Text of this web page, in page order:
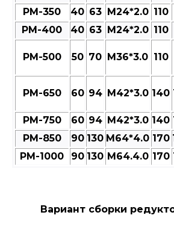
РМ-350
40 63 M24*2.0 110
РМ-400
40 63 M24*2.0 110
РМ-500 50 70 M36*3.0 110
РМ-650 60 94 M42*3.0 140
РМ-750
60 94 M42*3.0 140
РМ-850
90 130 M64*4.0 170
РМ-1000
90 130 M64.4.0 170
Вариант сборки